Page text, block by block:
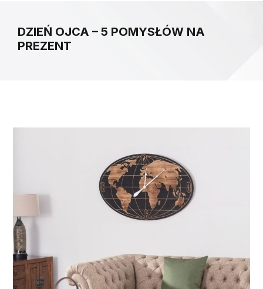
DZIEŃ OJCA – 5 POMYSŁÓW NA
PREZENT